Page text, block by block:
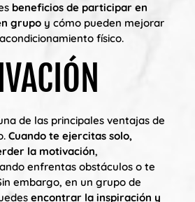
beneficios de participar en
grupo y cómo pueden mejorar
físico.
de las principales ventajas de
Cuando te ejercitas solo,
la motivación,
enfrentas obstáculos o te
embargo, en un grupo de
encontrar la inspiración y